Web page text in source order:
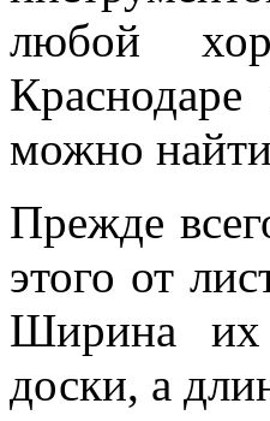
любой
можно
Прежде
этого от
Ширина их
доски, а